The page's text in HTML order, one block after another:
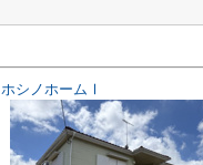
ホシノホームⅠ